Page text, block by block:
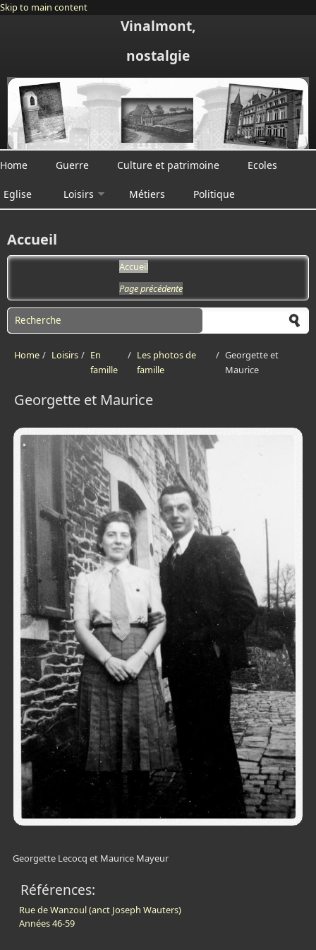
Skip to main content
Vinalmont,
nostalgie
Home Guerre Culture et patrimoine Ecoles
Eglise Loisirs Métiers Politique
Accueil
Accueil
Page précédente
Search form
Home / Loisirs / En
famille
/ Les photos de
famille
/ Georgette et
Maurice
Georgette et Maurice
Georgette Lecocq et Maurice Mayeur
Références:
Rue de Wanzoul (anct Joseph Wauters)
Années 46-59